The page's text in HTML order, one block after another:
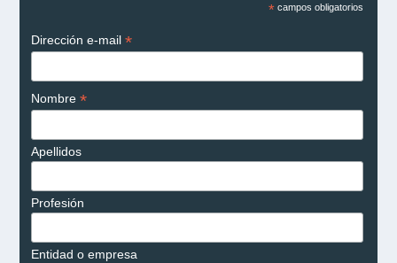
*campos obligatorios
Dirección e-mail *
Nombre *
Apellidos
Profesión
Entidad o empresa